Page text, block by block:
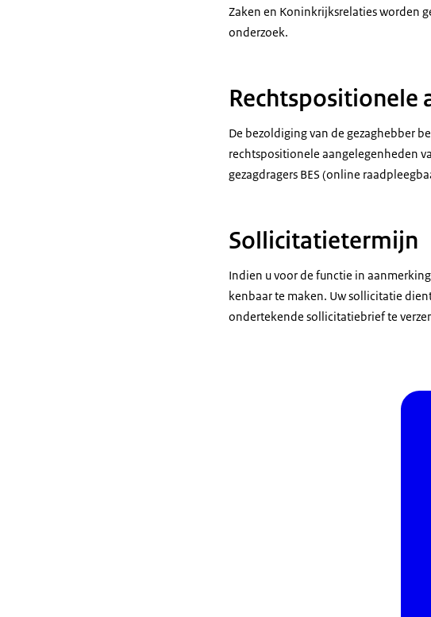
Zaken en Koninkrijksrelaties worden
onderzoek.
Rechtspositionele
De bezoldiging van de gezaghebber
rechtspositionele aangelegenheden
gezagdragers BES (online
Sollicitatietermijn
Indien u voor de functie in
kenbaar te maken. Uw sollicitatie
ondertekende sollicitatiebrief te